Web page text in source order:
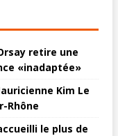
retire une
«inadaptée»
Kim Le
Rhône
le plus de